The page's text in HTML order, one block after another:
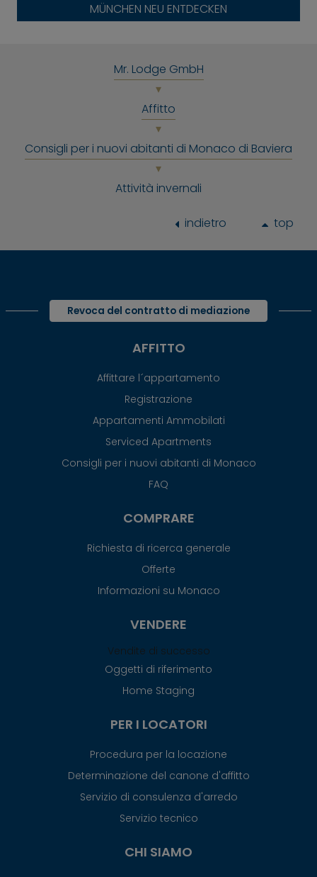
MÜNCHEN NEU ENTDECKEN
Mr. Lodge GmbH
Affitto
Consigli per i nuovi abitanti di Monaco di Baviera
Attività invernali
indietro top
Revoca del contratto di mediazione
AFFITTO
Affittare l´appartamento
Registrazione
Appartamenti Ammobilati
Serviced Apartments
Consigli per i nuovi abitanti di Monaco
FAQ
COMPRARE
Richiesta di ricerca generale
Offerte
Informazioni su Monaco
VENDERE
Vendite di successo
Oggetti di riferimento
Home Staging
PER I LOCATORI
Procedura per la locazione
Determinazione del canone d'affitto
Servizio di consulenza d'arredo
Servizio tecnico
CHI SIAMO